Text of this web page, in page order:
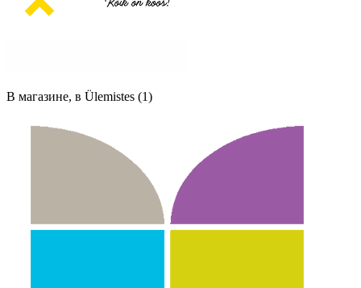
В магазине, в Ülemistes (1)